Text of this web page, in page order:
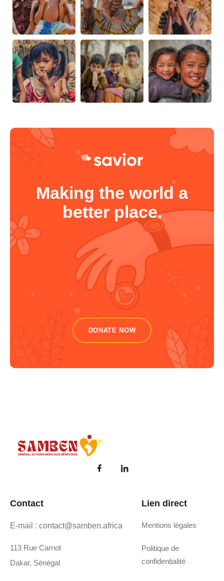
Making the world a
better place.
DONATE NOW
Samben
Réparons les coeurs de l'avenir du Sénégal
Contact
E-mail : contact@samben.africa
113 Rue Carnot
Dakar, Sénégal
Lien direct
Mentions légales
Politique de
confidentialité